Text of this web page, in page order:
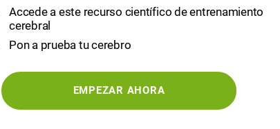
Accede a este recurso científico de entrenamiento
cerebral
Pon a prueba tu cerebro
EMPEZAR AHORA